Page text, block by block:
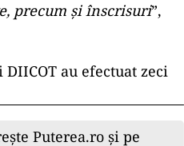
precum şi înscrisuri”,
au efectuat zeci
Puterea.ro și pe